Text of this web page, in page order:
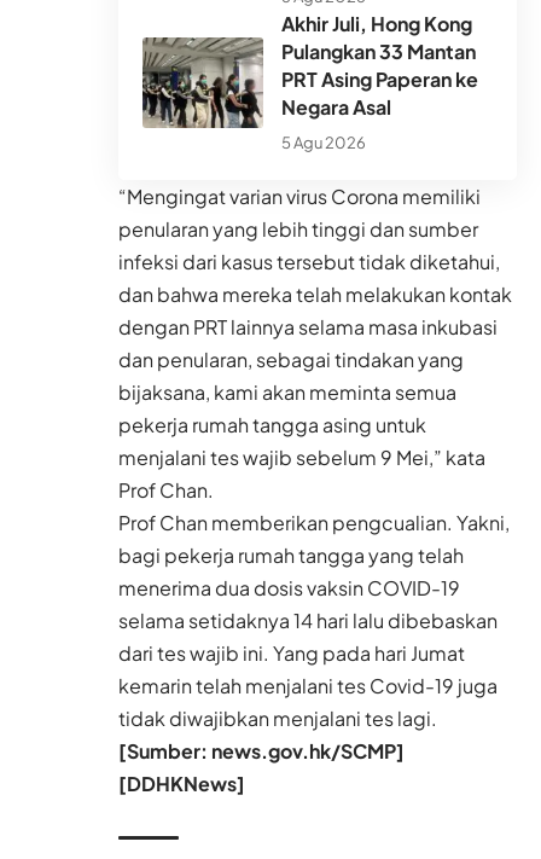
Akhir Juli, Hong Kong
Pulangkan 33 Mantan
PRT Asing Paperan ke
Negara Asal
5 Agu 2026
“Mengingat varian virus Corona memiliki
penularan yang lebih tinggi dan sumber
infeksi dari kasus tersebut tidak diketahui,
dan bahwa mereka telah melakukan kontak
dengan PRT lainnya selama masa inkubasi
dan penularan, sebagai tindakan yang
bijaksana, kami akan meminta semua
pekerja rumah tangga asing untuk
menjalani tes wajib sebelum 9 Mei,” kata
Prof Chan.
Prof Chan memberikan pengcualian. Yakni,
bagi pekerja rumah tangga yang telah
menerima dua dosis vaksin COVID-19
selama setidaknya 14 hari lalu dibebaskan
dari tes wajib ini. Yang pada hari Jumat
kemarin telah menjalani tes Covid-19 juga
tidak diwajibkan menjalani tes lagi.
[Sumber: news.gov.hk/SCMP]
[DDHKNews]